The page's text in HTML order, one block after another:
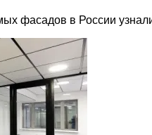
фасадов в России